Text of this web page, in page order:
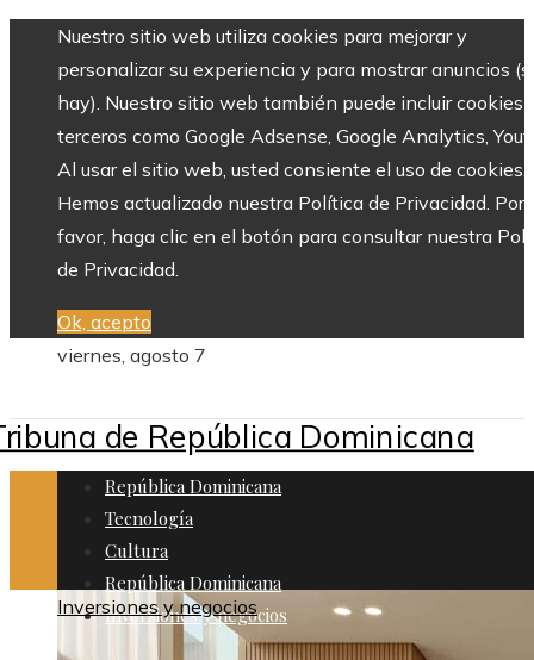
Nuestro sitio web utiliza cookies para mejorar y
personalizar su experiencia y para mostrar anuncios
hay). Nuestro sitio web también puede incluir cookies
terceros como Google Adsense, Google Analytics,
Al usar el sitio web, usted consiente el uso de cookies.
Hemos actualizado nuestra Política de Privacidad. Por
favor, haga clic en el botón para consultar nuestra
de Privacidad.
Ok, acepto
viernes, agosto 7
República Dominicana
Tecnología
Cultura
República Dominicana
Inversiones y negocios
Inversiones y negocios